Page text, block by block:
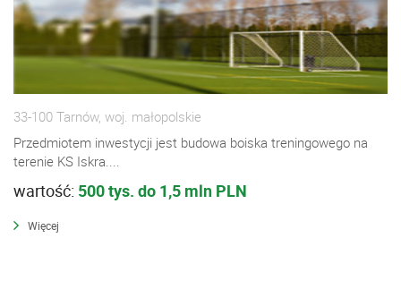
33-100 Tarnów, woj. małopolskie
Przedmiotem inwestycji jest budowa boiska treningowego na
terenie KS Iskra....
wartość: 500 tys. do 1,5 mln PLN
Więcej